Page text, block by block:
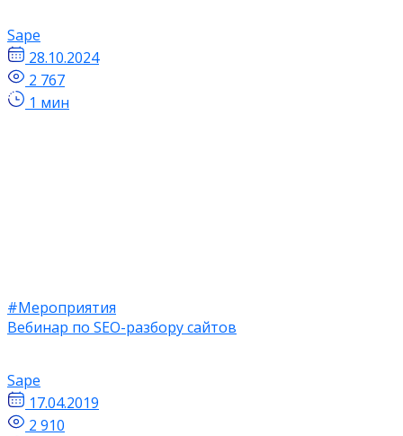
Sape
28.10.2024
2 767
1 мин
#Мероприятия
Вебинар по SEO-разбору сайтов
Sape
17.04.2019
2 910